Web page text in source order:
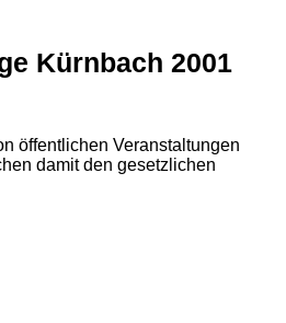
Kürnbach 2001
öffentlichen Veranstaltungen
damit den gesetzlichen